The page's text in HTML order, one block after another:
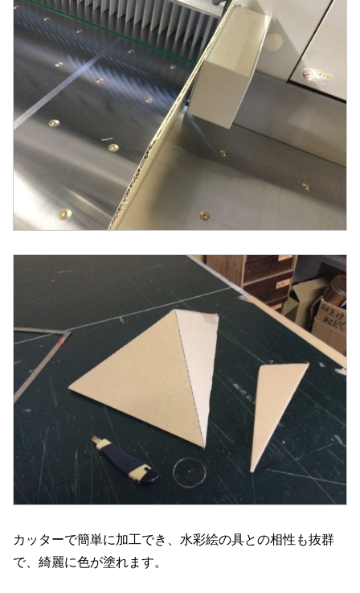
カッターで簡単に加工でき、水彩絵の具との相性も抜群
で、綺麗に色が塗れます。